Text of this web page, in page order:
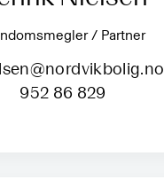
/ Partner
952 86 829